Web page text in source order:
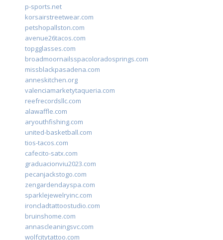
p-sports.net
korsairstreetwear.com
petshopallston.com
avenue26tacos.com
topgglasses.com
broadmoornailsspacoloradosprings.com
missblackpasadena.com
anneskitchen.org
valenciamarketytaqueria.com
reefrecordsllc.com
alawaffle.com
aryouthfishing.com
united-basketball.com
tios-tacos.com
cafecito-satx.com
graduacionviu2023.com
pecanjackstogo.com
zengardendayspa.com
sparklejewelryinc.com
ironcladtattoostudio.com
bruinshome.com
annascleaningsvc.com
wolfcitytattoo.com